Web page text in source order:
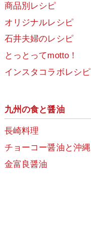
商品別レシピ
オリジナルレシピ
石井夫婦のレシピ
とっとってmotto！
インスタコラボレシピ
九州の食と醤油
長崎料理
チョーコー醤油と沖縄
金富良醤油